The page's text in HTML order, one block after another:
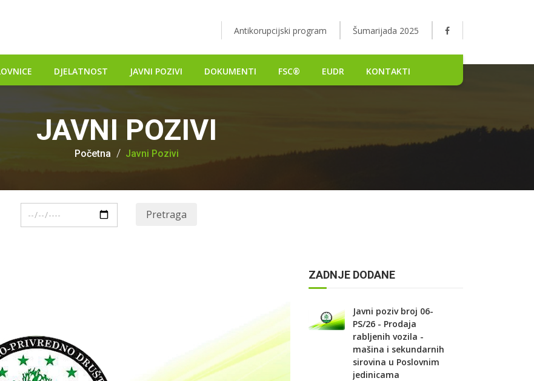
Šumarijada 2025
Antikorupcijski program
DJELATNOST JAVNI POZIVI DOKUMENTI FSC® EUDR KONTAKTI
JAVNI POZIVI
Početna Javni Pozivi
Pretraga
ZADNJE DODANE
Javni poziv broj 06-
PS/26 - Prodaja
rabljenih vozila -
mašina i sekundarnih
sirovina u Poslovnim
jedinicama